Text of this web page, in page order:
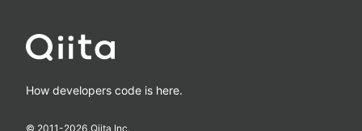
How developers code is here.
© 2011-2026 Qiita Inc.